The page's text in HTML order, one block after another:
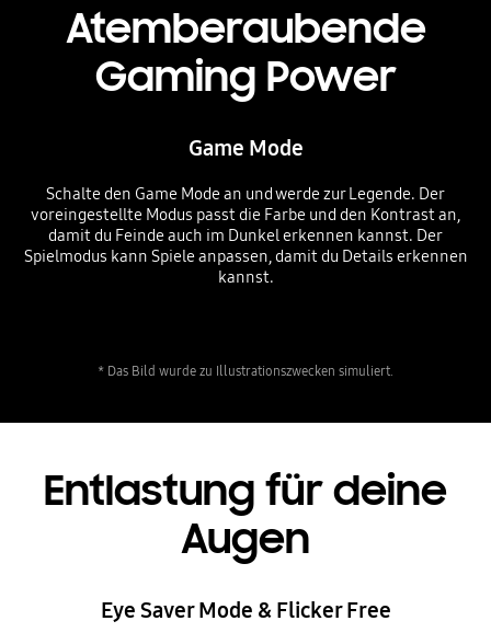
Atemberaubende
Gaming Power
Game Mode
Schalte den Game Mode an und werde zur Legende. Der
voreingestellte Modus passt die Farbe und den Kontrast an,
damit du Feinde auch im Dunkel erkennen kannst. Der
Spielmodus kann Spiele anpassen, damit du Details erkennen
kannst.
* Das Bild wurde zu Illustrationszwecken simuliert.
Entlastung für deine
Augen
Eye Saver Mode & Flicker Free